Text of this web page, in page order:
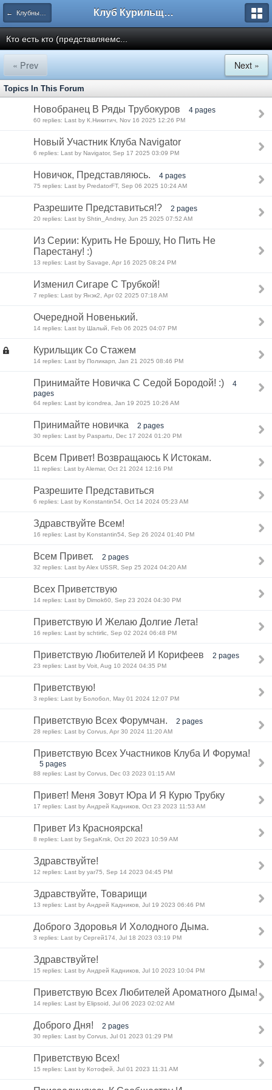
← Клубные дела Клуб Курильщиков Трубки
Кто есть кто (представляемс...
« Prev Next »
Topics In This Forum
Новобранец В Ряды Трубокуров 4 pages
60 replies: Last by К.Никитич, Nov 16 2025 12:26 PM
Новый Участник Клуба Navigator
6 replies: Last by Navigator, Sep 17 2025 03:09 PM
Новичок, Представляюсь. 4 pages
75 replies: Last by PredatorFT, Sep 06 2025 10:24 AM
Разрешите Представиться!? 2 pages
20 replies: Last by Shtin_Andrey, Jun 25 2025 07:52 AM
Из Серии: Курить Не Брошу, Но Пить Не
Парестану! :)
13 replies: Last by Savage, Apr 16 2025 08:24 PM
Изменил Сигаре С Трубкой!
7 replies: Last by Янэк2, Apr 02 2025 07:18 AM
Очередной Новенький.
14 replies: Last by Шалый, Feb 06 2025 04:07 PM
Курильщик Со Стажем
14 replies: Last by Поликарп, Jan 21 2025 08:46 PM
Принимайте Новичка С Седой Бородой! :)
4
pages
64 replies: Last by icondrea, Jan 19 2025 10:26 AM
Принимайте новичка 2 pages
30 replies: Last by Paspartu, Dec 17 2024 01:20 PM
Всем Привет! Возвращаюсь К Истокам.
11 replies: Last by Alemar, Oct 21 2024 12:16 PM
Разрешите Представиться
6 replies: Last by Konstantin54, Oct 14 2024 05:23 AM
Здравствуйте Всем!
16 replies: Last by Konstantin54, Sep 26 2024 01:40 PM
Всем Привет. 2 pages
32 replies: Last by Alex USSR, Sep 25 2024 04:20 AM
Всех Приветствую
14 replies: Last by Dimok60, Sep 23 2024 04:30 PM
Приветствую И Желаю Долгие Лета!
16 replies: Last by schtirlic, Sep 02 2024 06:48 PM
Приветствую Любителей И Корифеев 2 pages
23 replies: Last by Voit, Aug 10 2024 04:35 PM
Приветствую!
3 replies: Last by Болобол, May 01 2024 12:07 PM
Приветствую Всех Форумчан. 2 pages
28 replies: Last by Corvus, Apr 30 2024 11:20 AM
Приветствую Всех Участников Клуба И Форума!
5 pages
88 replies: Last by Corvus, Dec 03 2023 01:15 AM
Привет! Меня Зовут Юра И Я Курю Трубку
17 replies: Last by Андрей Кадников, Oct 23 2023 11:53 AM
Привет Из Красноярска!
8 replies: Last by SegaKrsk, Oct 20 2023 10:59 AM
Здравствуйте!
12 replies: Last by yar75, Sep 14 2023 04:45 PM
Здравствуйте, Товарищи
13 replies: Last by Андрей Кадников, Jul 19 2023 06:46 PM
Доброго Здоровья И Холодного Дыма.
3 replies: Last by Сергей174, Jul 18 2023 03:19 PM
Здравствуйте!
15 replies: Last by Андрей Кадников, Jul 10 2023 10:04 PM
Приветствую Всех Любителей Ароматного Дыма!
14 replies: Last by Elipsoid, Jul 06 2023 02:02 AM
Доброго Дня! 2 pages
30 replies: Last by Corvus, Jul 01 2023 01:29 PM
Приветствую Всех!
15 replies: Last by Котофей, Jul 01 2023 11:31 AM